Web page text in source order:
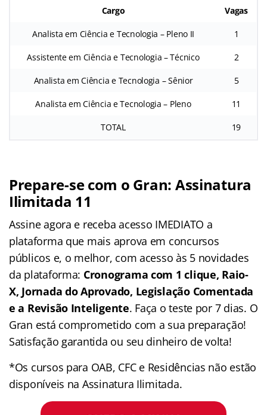
Cargo Vagas
Analista em Ciência e Tecnologia – Pleno II 1
Assistente em Ciência e Tecnologia – Técnico 2
Analista em Ciência e Tecnologia – Sênior 5
Analista em Ciência e Tecnologia – Pleno 11
TOTAL 19
Prepare-se com o Gran: Assinatura
Ilimitada 11
Assine agora e receba acesso IMEDIATO a
plataforma que mais aprova em concursos
públicos e, o melhor, com acesso às 5 novidades
da plataforma: Cronograma com 1 clique, Raio-
X, Jornada do Aprovado, Legislação Comentada
e a Revisão Inteligente. Faça o teste por 7 dias. O
Gran está comprometido com a sua preparação!
Satisfação garantida ou seu dinheiro de volta!
*Os cursos para OAB, CFC e Residências não estão
disponíveis na Assinatura Ilimitada.